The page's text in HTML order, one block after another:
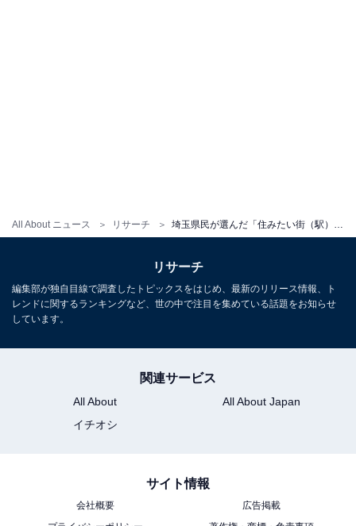
All About ニュース リサーチ
リサーチ
編集部が独自目線で調査したトピックスをはじめ、最新のリリース情報、ト
レンドに関するランキングなど、世の中で注目を集めている話題をお知らせ
しています。
関連サービス
All About
All About Japan
イチオシ
サイト情報
会社概要
広告掲載